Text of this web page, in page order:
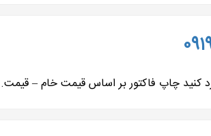
کنید چاپ فاکتور بر اساس قیمت خام –